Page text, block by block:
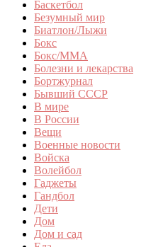
Баскетбол
Безумный мир
Биатлон/Лыжи
Бокс
Бокс/MMA
Болезни и лекарства
Бортжурнал
Бывший СССР
В мире
В России
Вещи
Военные новости
Войска
Волейбол
Гаджеты
Гандбол
Дети
Дом
Дом и сад